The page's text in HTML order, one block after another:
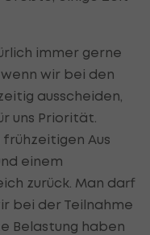
immer gerne
wir bei den
ausscheiden,
uns Priorität.
Aus
einem
zurück. Man darf
bei der Teilnahme
Belastung haben